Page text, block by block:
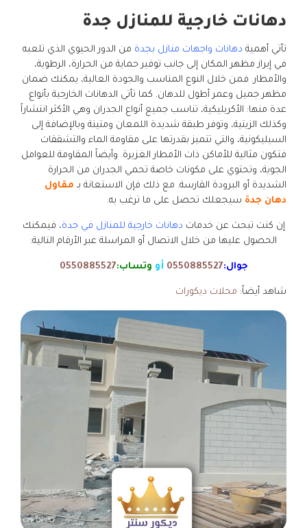
دهانات خارجية للمنازل جدة
تأتي أهمية دهانات واجهات منازل بجدة من الدور الحيوي الذي تلعبه
في إبراز مظهر المكان إلى جانب توفير حماية من الحرارة، الرطوبة،
والأمطار. فمن خلال النوع المناسب والجودة العالية، يمكنك ضمان
مظهر جميل وعمر أطول للدهان. كما تأتي الدهانات الخارجية بأنواع
عدة منها: الأكريليكية، تناسب جميع أنواع الجدران وهي الأكثر انتشاراً
وكذلك الزيتية، وتوفر طبقة شديدة اللمعان ومتينة وبالإضافة إلى
السيليكونية، والتي تتميز بقدرتها على مقاومة الماء والتشققات
فتكون مثالية للأماكن ذات الأمطار الغزيرة. وأيضاً المقاومة للعوامل
الجوية، وتحتوي على مكونات خاصة تحمي الجدران من الحرارة
الشديدة أو البرودة القارسة. مع ذلك فإن الاستعانة بـ مقاول
دهان جدة سيجعلك تحصل على ما ترغب به.
إن كنت تبحث عن خدمات دهانات خارجية للمنازل في جدة، فيمكنك
الحصول عليها من خلال الاتصال أو المراسلة عبر الأرقام التالية:
جوال:0550885527 أو وتساب:0550885527
شاهد أيضاً: محلات ديكورات